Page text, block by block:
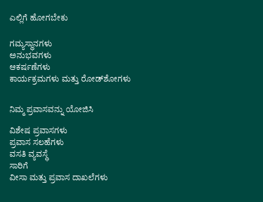
ಎಲ್ಲಿಗೆ ಹೋಗಬೇಕು
ಗಮ್ಯಸ್ಥಾನಗಳು
ಅನುಭವಗಳು
ಆಕರ್ಷಣೆಗಳು
ಕಾರ್ಯಕ್ರಮಗಳು ಮತ್ತು ರೋಡ್‌ಶೋಗಳು
ನಿಮ್ಮ ಪ್ರವಾಸವನ್ನು ಯೋಜಿಸಿ
ವಿಶೇಷ ಪ್ರವಾಸಗಳು
ಪ್ರವಾಸ ಸಲಹೆಗಳು
ವಸತಿ ವ್ಯವಸ್ಥೆ
ಸಾರಿಗೆ
ವೀಸಾ ಮತ್ತು ಪ್ರವಾಸ ದಾಖಲೆಗಳು